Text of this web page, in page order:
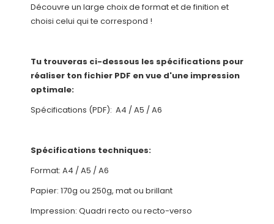
Découvre un large choix de format et de finition et
choisi celui qui te correspond !
Tu trouveras ci-dessous les spécifications pour
réaliser ton fichier PDF en vue d'une impression
optimale:
Spécifications (PDF): A4 /A5 /A6
Spécifications techniques:
Format: A4 / A5 / A6
Papier: 170g ou 250g, mat ou brillant
Impression: Quadri recto ou recto-verso